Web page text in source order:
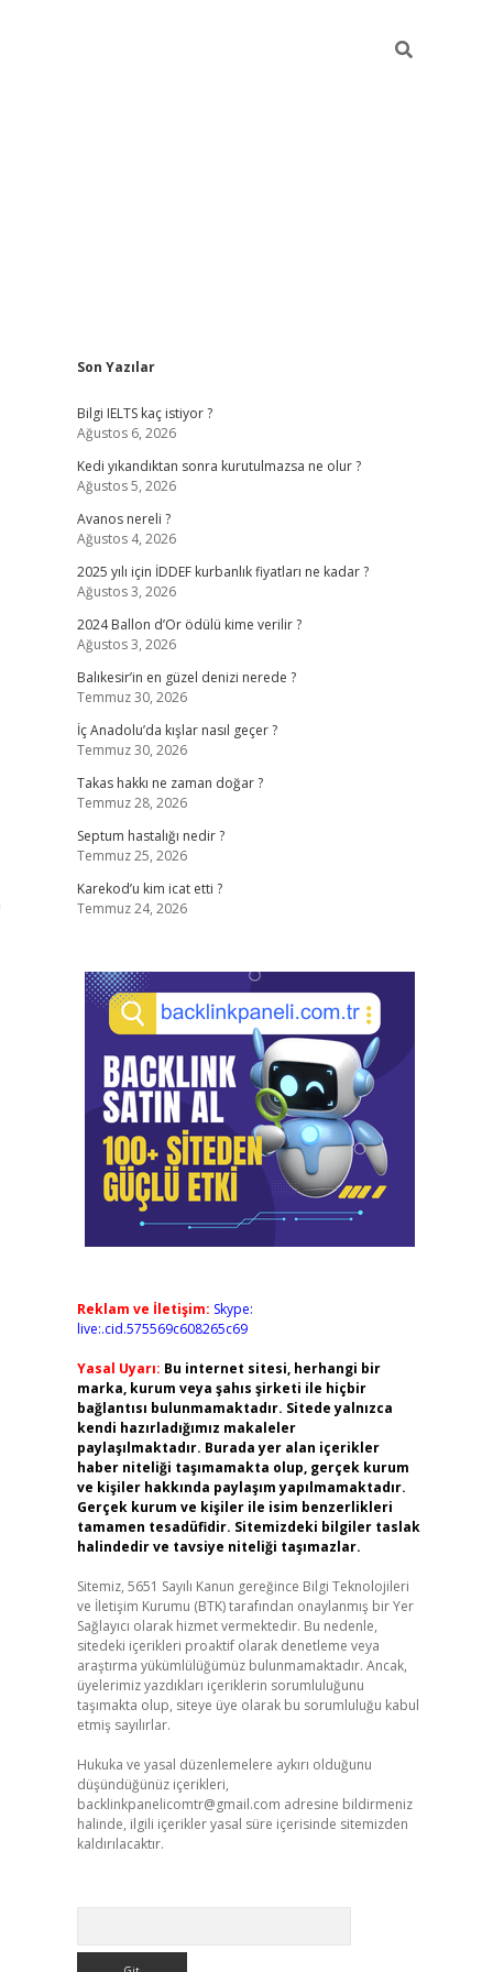
Sidebar
Son Yazılar
Bilgi IELTS kaç istiyor ?
Ağustos 6, 2026
Kedi yıkandıktan sonra kurutulmazsa ne olur ?
Ağustos 5, 2026
Avanos nereli ?
Ağustos 4, 2026
2025 yılı için İDDEF kurbanlık fiyatları ne kadar ?
Ağustos 3, 2026
2024 Ballon d’Or ödülü kime verilir ?
Ağustos 3, 2026
Balıkesir’in en güzel denizi nerede ?
Temmuz 30, 2026
İç Anadolu’da kışlar nasıl geçer ?
Temmuz 30, 2026
Takas hakkı ne zaman doğar ?
Temmuz 28, 2026
Septum hastalığı nedir ?
Temmuz 25, 2026
Karekod’u kim icat etti ?
Temmuz 24, 2026
Reklam ve İletişim: Skype:
live:.cid.575569c608265c69
Yasal Uyarı: Bu internet sitesi, herhangi bir
marka, kurum veya şahıs şirketi ile hiçbir
bağlantısı bulunmamaktadır. Sitede yalnızca
kendi hazırladığımız makaleler
paylaşılmaktadır. Burada yer alan içerikler
haber niteliği taşımamakta olup, gerçek kurum
ve kişiler hakkında paylaşım yapılmamaktadır.
Gerçek kurum ve kişiler ile isim benzerlikleri
tamamen tesadüfidir. Sitemizdeki bilgiler taslak
halindedir ve tavsiye niteliği taşımazlar.
Sitemiz, 5651 Sayılı Kanun gereğince Bilgi Teknolojileri
ve İletişim Kurumu (BTK) tarafından onaylanmış bir Yer
Sağlayıcı olarak hizmet vermektedir. Bu nedenle,
sitedeki içerikleri proaktif olarak denetleme veya
araştırma yükümlülüğümüz bulunmamaktadır. Ancak,
üyelerimiz yazdıkları içeriklerin sorumluluğunu
taşımakta olup, siteye üye olarak bu sorumluluğu kabul
etmiş sayılırlar.
Hukuka ve yasal düzenlemelere aykırı olduğunu
düşündüğünüz içerikleri,
backlinkpanelicomtr@gmail.com adresine bildirmeniz
halinde, ilgili içerikler yasal süre içerisinde sitemizden
kaldırılacaktır.
betciBetexper giriş adresi